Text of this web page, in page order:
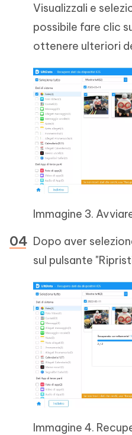
Visualizzali e
possibile fare clic
ottenere ulteriori
Immagine 3.
Dopo aver
sul pulsante
Immagine 4.